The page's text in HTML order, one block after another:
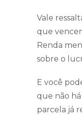
Vale
que
Renda
sobre o
E você
que não
parcela já